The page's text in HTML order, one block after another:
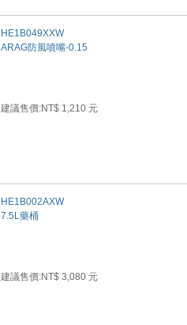
HE1B049XXW
ARAG防風噴嘴-0.15
建議售價:NT$ 1,210 元
HE1B002AXW
7.5L藥桶
建議售價:NT$ 3,080 元